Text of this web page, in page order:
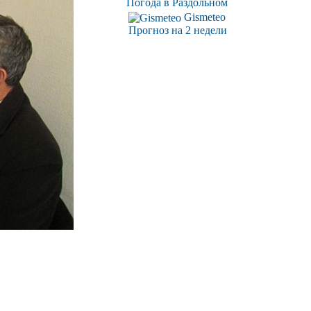
Погода в Раздольном
Gismeteo
Прогноз на 2 недели